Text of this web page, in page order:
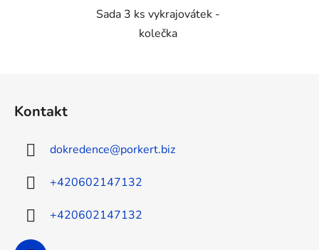
Sada 3 ks vykrajovátek -
kolečka
Kontakt
dokredence@porkert.biz
+420602147132
+420602147132